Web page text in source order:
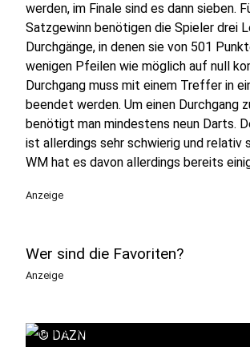
werden, im Finale sind es dann sieben.
Satzgewinn benötigen die Spieler drei
Durchgänge, in denen sie von 501
wenigen Pfeilen wie möglich auf null
Durchgang muss mit einem Treffer in
beendet werden. Um einen Durchgang
benötigt man mindestens neun Darts.
ist allerdings sehr schwierig und relativ
WM hat es davon allerdings bereits
Anzeige
Wer sind die Favoriten?
Anzeige
© DAZN